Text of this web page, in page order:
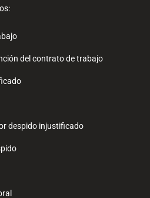
del contrato de trabajo
despido injustificado